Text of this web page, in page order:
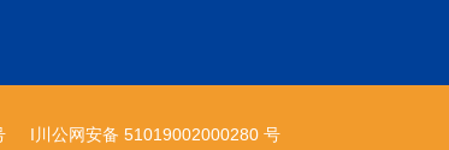
I川公网安备 51019002000280 号